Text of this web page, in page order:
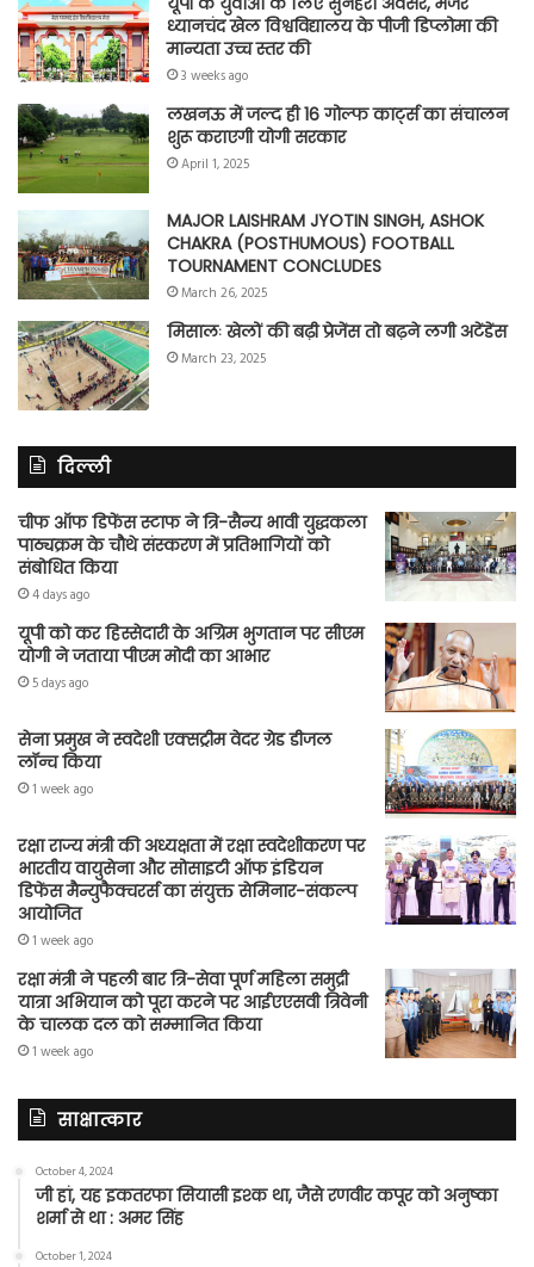
ध्यानचंद खेल विश्वविद्यालय के पीजी डिप्लोमा की
मान्यता उच्च स्तर की
3 weeks ago
लखनऊ में जल्द ही 16 गोल्फ कार्ट्स का संचालन
शुरू कराएगी योगी सरकार
April 1, 2025
MAJOR LAISHRAM JYOTIN SINGH, ASHOK
CHAKRA (POSTHUMOUS) FOOTBALL
TOURNAMENT CONCLUDES
March 26, 2025
मिसालः खेलों की बढ़ी प्रेजेंस तो बढ़ने लगी अटेंडेंस
March 23, 2025
दिल्ली
चीफ ऑफ डिफेंस स्टाफ ने त्रि-सैन्य भावी युद्धकला
पाठ्यक्रम के चौथे संस्करण में प्रतिभागियों को
संबोधित किया
4 days ago
यूपी को कर हिस्सेदारी के अग्रिम भुगतान पर सीएम
योगी ने जताया पीएम मोदी का आभार
5 days ago
सेना प्रमुख ने स्वदेशी एक्सट्रीम वेदर ग्रेड डीजल
लॉन्च किया
1 week ago
रक्षा राज्य मंत्री की अध्यक्षता में रक्षा स्वदेशीकरण पर
भारतीय वायुसेना और सोसाइटी ऑफ इंडियन
डिफेंस मैन्युफैक्चरर्स का संयुक्त सेमिनार-संकल्प
आयोजित
1 week ago
रक्षा मंत्री ने पहली बार त्रि-सेवा पूर्ण महिला समुद्री
यात्रा अभियान को पूरा करने पर आईएएसवी त्रिवेनी
के चालक दल को सम्मानित किया
1 week ago
साक्षात्कार
October 4, 2024
जी हां, यह इकतरफा सियासी इश्क था, जैसे रणवीर कपूर को अनुष्का
शर्मा से था : अमर सिंह
October 1, 2024